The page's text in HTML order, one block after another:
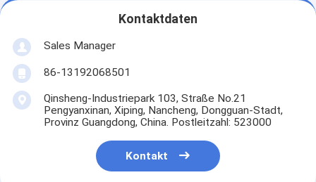
Kontaktdaten
Sales Manager
86-13192068501
Qinsheng-Industriepark 103, Straße No.21
Pengyanxinan, Xiping, Nancheng, Dongguan-Stadt,
Provinz Guangdong, China. Postleitzahl: 523000
Kontakt